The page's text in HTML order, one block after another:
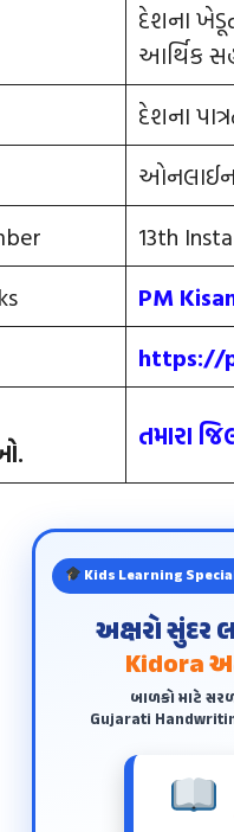
દેશના
આર્થિક
દેશના
ઓનલાઈન
13th
PM
https://
તમારા
Kids Learning
અક્ષરો સુંદર
Kidora
બાળકો માટે
Gujarati